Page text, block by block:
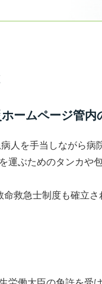
ームページ管内
人を手当しながら病
運ぶためのタンカや
救急士制度も確立さ